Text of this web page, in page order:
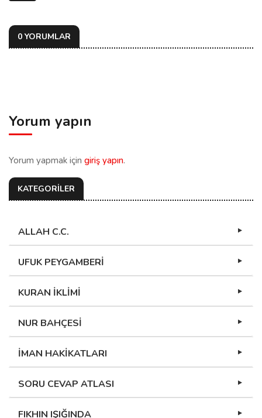
0 YORUMLAR
Yorum yapın
Yorum yapmak için giriş yapın.
KATEGORİLER
ALLAH C.C.
UFUK PEYGAMBERİ
KURAN İKLİMİ
NUR BAHÇESİ
İMAN HAKİKATLARI
SORU CEVAP ATLASI
FIKHIN IŞIĞINDA